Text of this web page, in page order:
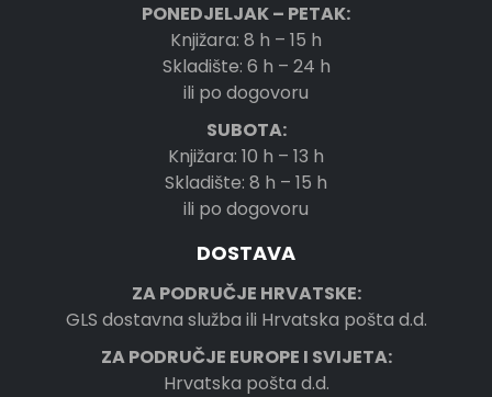
PONEDJELJAK – PETAK:
Knjižara: 8 h – 15 h
Skladište: 6 h – 24 h
ili po dogovoru
SUBOTA:
Knjižara: 10 h – 13 h
Skladište: 8 h – 15 h
ili po dogovoru
DOSTAVA
ZA PODRUČJE HRVATSKE:
GLS dostavna služba ili Hrvatska pošta d.d.
ZA PODRUČJE EUROPE I SVIJETA:
Hrvatska pošta d.d.